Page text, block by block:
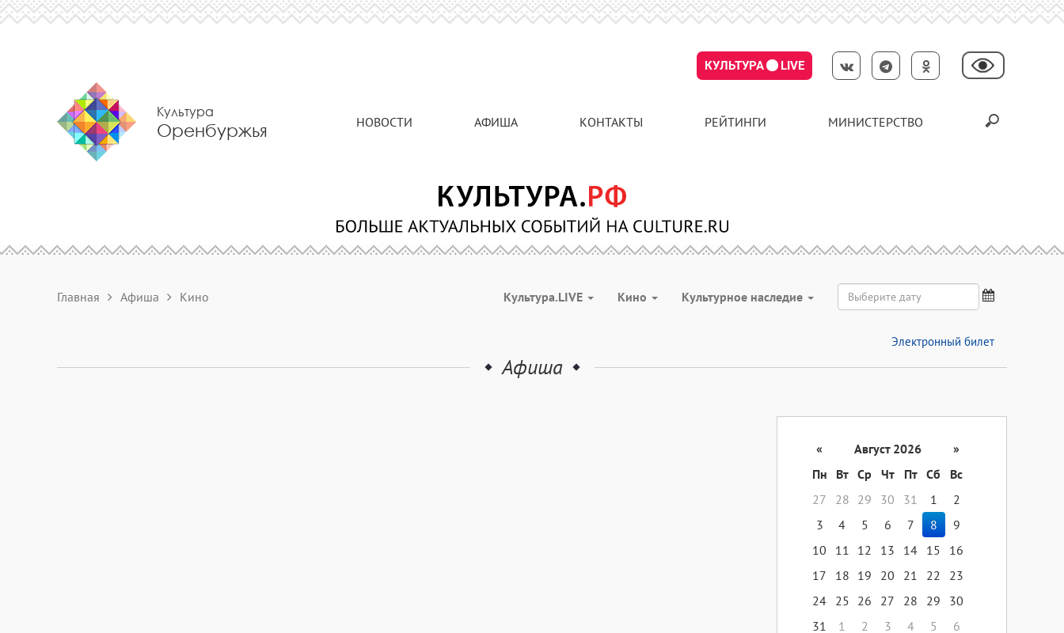
КУЛЬТУРА LIVE
Культура
Оренбуржья НОВОСТИ АФИША КОНТАКТЫ РЕЙТИНГИ МИНИСТЕРСТВО
Главная Афиша Кино Культура.LIVE Кино Культурное наследие
Электронный билет
Афиша
« Август 2026
»
Пн
Вт Ср Чт Пт Сб
Вс
27
28 29 30 31 1
2
3
4 5 6 7 8
9
10
11 12 13 14 15
16
17
18 19 20 21 22
23
24 25 26 27 28 29
30
31
1 2 3 4 5 6